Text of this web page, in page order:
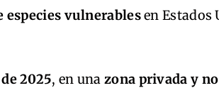
especies vulnerablesen Estados
2025, en unazona privada y